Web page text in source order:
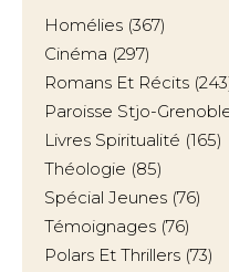
Homélies (367)
Cinéma (297)
Romans Et Récits
Paroisse Stjo-
Livres Spiritualité (165)
Théologie (85)
Spécial Jeunes (76)
Témoignages (76)
Polars Et Thrillers (73)